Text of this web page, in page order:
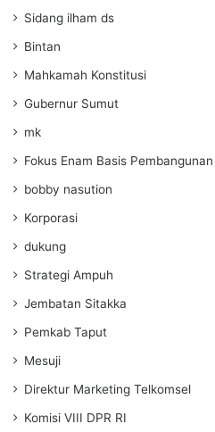
Sidang ilham ds
Bintan
Mahkamah Konstitusi
Gubernur Sumut
mk
Fokus Enam Basis Pembangunan
bobby nasution
Korporasi
dukung
Strategi Ampuh
Jembatan Sitakka
Pemkab Taput
Mesuji
Direktur Marketing Telkomsel
Komisi VIII DPR RI